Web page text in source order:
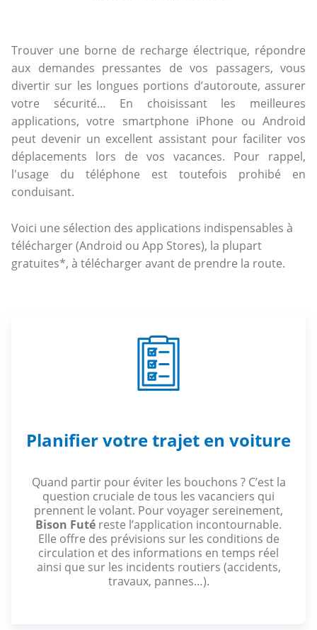
Trouver une borne de recharge électrique, répondre
aux demandes pressantes de vos passagers, vous
divertir sur les longues portions d’autoroute, assurer
votre sécurité… En choisissant les meilleures
applications, votre smartphone iPhone ou Android
peut devenir un excellent assistant pour faciliter vos
déplacements lors de vos vacances. Pour rappel,
l'usage du téléphone est toutefois prohibé en
conduisant.
Voici une sélection des applications indispensables à
télécharger (Android ou App Stores), la plupart
gratuites*, à télécharger avant de prendre la route.
Planifier votre trajet en voiture
Quand partir pour éviter les bouchons ? C’est la
question cruciale de tous les vacanciers qui
prennent le volant. Pour voyager sereinement,
Bison Futé reste l’application incontournable.
Elle offre des prévisions sur les conditions de
circulation et des informations en temps réel
ainsi que sur les incidents routiers (accidents,
travaux, pannes…).